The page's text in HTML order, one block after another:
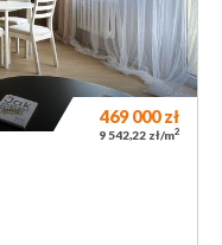
469 000zł
9 542,22 zł/m2